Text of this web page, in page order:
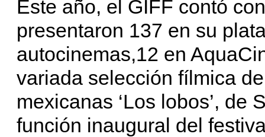
Este año, el GIFF contó
presentaron 137 en su
autocinemas,12 en
variada selección fílmica
mexicanas ‘Los lobos’, de
función inaugural del